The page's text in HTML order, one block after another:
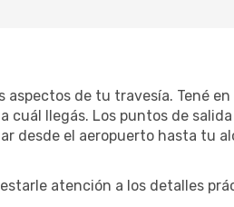
aspectos de tu travesía. Tené
cuál llegás. Los puntos de
desde el aeropuerto hasta tu
atención a los detalles